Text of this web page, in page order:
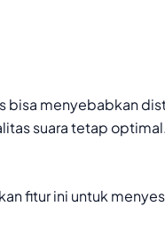
menyebabkan
suara tetap optimal.
fitur ini untuk